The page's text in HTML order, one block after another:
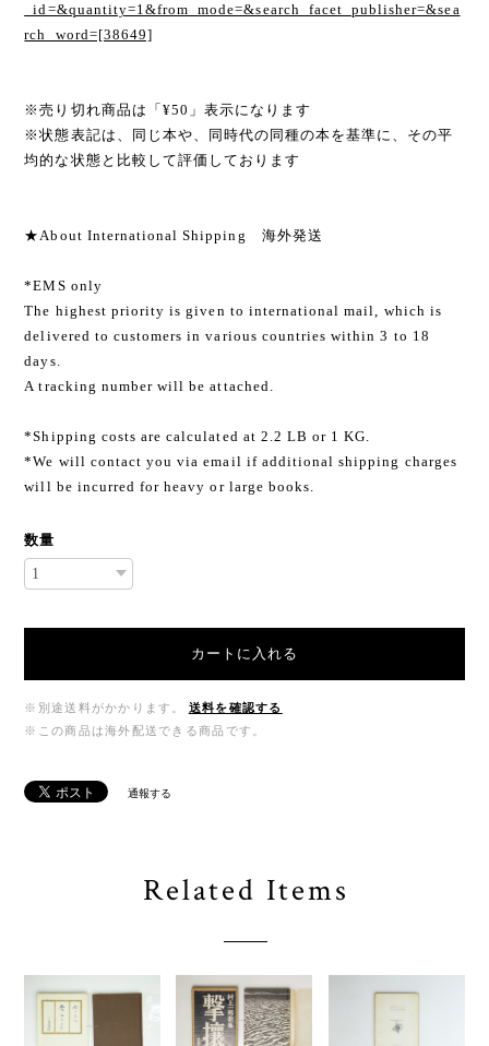
_id=&quantity=1&from_mode=&search_facet_publisher=&sea
rch_word=[38649]
※売り切れ商品は「¥50」表示になります
※状態表記は、同じ本や、同時代の同種の本を基準に、その平
均的な状態と比較して評価しております
★About International Shipping 海外発送
*EMS only
The highest priority is given to international mail, which is
delivered to customers in various countries within 3 to 18
days.
A tracking number will be attached.
*Shipping costs are calculated at 2.2 LB or 1 KG.
*We will contact you via email if additional shipping charges
will be incurred for heavy or large books.
数量
カートに入れる
※別途送料がかかります。
送料を確認する
※この商品は海外配送できる商品です。
通報する
Related Items